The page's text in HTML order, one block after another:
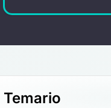
Temario